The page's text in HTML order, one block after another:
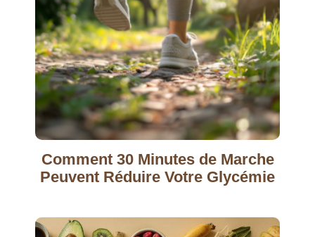
Comment 30 Minutes de Marche
Peuvent Réduire Votre Glycémie